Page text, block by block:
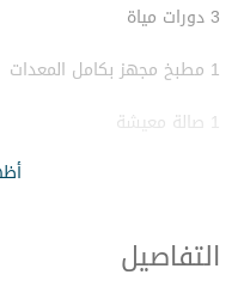
3 دورات مياة
1 مطبخ مجهز بكامل المعدات
1 صالة معيشة
التفاصيل